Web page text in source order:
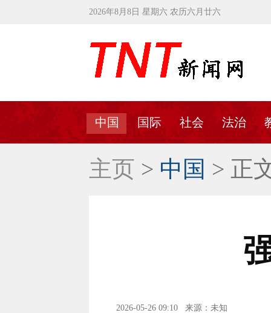
2026年8月8日 星期六 农历六月廿六
中国 国际 社会 法治
主页 > 中国 > 正
2026-05-26 09:10 来源：未知